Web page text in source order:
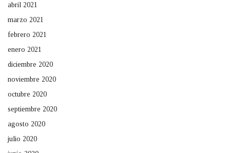
abril 2021
marzo 2021
febrero 2021
enero 2021
diciembre 2020
noviembre 2020
octubre 2020
septiembre 2020
agosto 2020
julio 2020